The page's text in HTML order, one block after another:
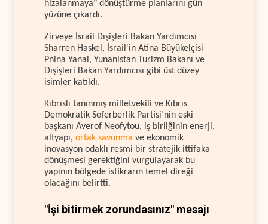
hizalanmaya" dönüştürme planlarını gün
yüzüne çıkardı.
Zirveye İsrail Dışişleri Bakan Yardımcısı
Sharren Haskel, İsrail'in Atina Büyükelçisi
Pnina Yanai, Yunanistan Turizm Bakanı ve
Dışişleri Bakan Yardımcısı gibi üst düzey
isimler katıldı.
Kıbrıslı tanınmış milletvekili ve Kıbrıs
Demokratik Seferberlik Partisi’nin eski
başkanı Averof Neofytou, iş birliğinin enerji,
altyapı, ortak savunma ve ekonomik
inovasyon odaklı resmi bir stratejik ittifaka
dönüşmesi gerektiğini vurgulayarak bu
yapının bölgede istikrarın temel direği
olacağını belirtti.
"İşi bitirmek zorundasınız" mesajı